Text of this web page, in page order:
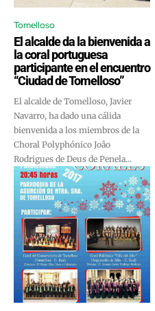
Tomelloso
El alcalde da la bienvenida a
la coral portuguesa
participante en el encuentro
“Ciudad de Tomelloso”
El alcalde de Tomelloso, Javier
Navarro, ha dado una cálida
bienvenida a los miembros de la
Choral Polyphónico Joâo
Rodrigues de Deus de Penela...